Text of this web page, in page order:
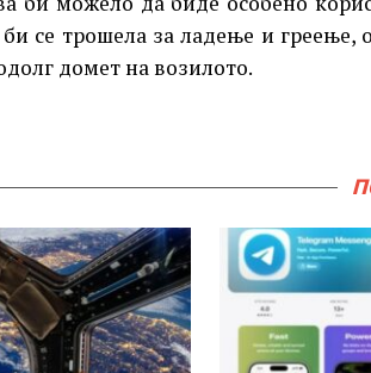
се трошела за ладење и греење,
домет на возилото.